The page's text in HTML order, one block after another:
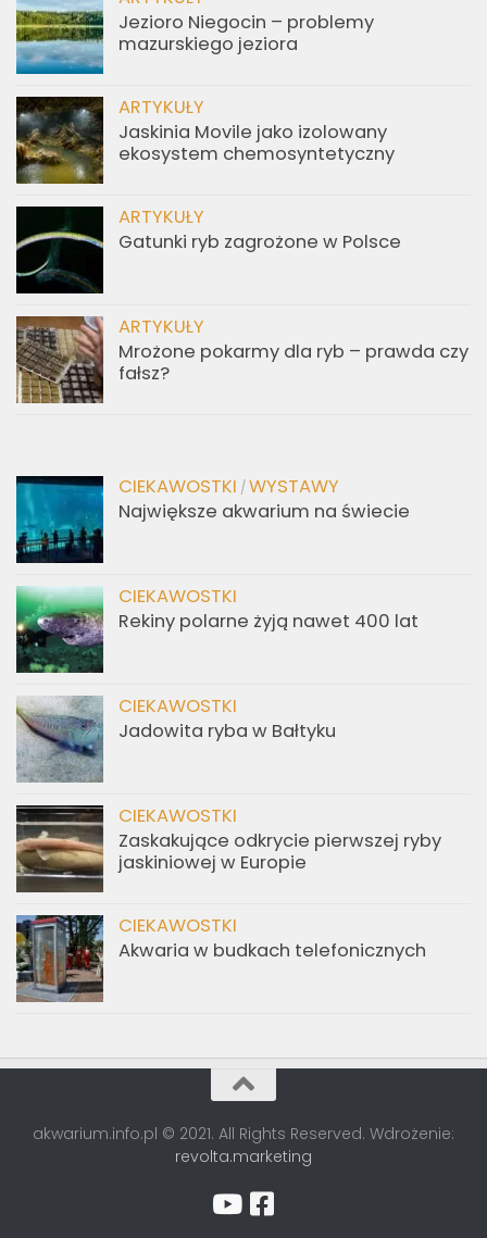
Jezioro Niegocin – problemy
mazurskiego jeziora
ARTYKUŁY
Jaskinia Movile jako izolowany
ekosystem chemosyntetyczny
ARTYKUŁY
Gatunki ryb zagrożone w Polsce
ARTYKUŁY
Mrożone pokarmy dla ryb – prawda czy
fałsz?
CIEKAWOSTKI / WYSTAWY
Największe akwarium na świecie
CIEKAWOSTKI
Rekiny polarne żyją nawet 400 lat
CIEKAWOSTKI
Jadowita ryba w Bałtyku
CIEKAWOSTKI
Zaskakujące odkrycie pierwszej ryby
jaskiniowej w Europie
CIEKAWOSTKI
Akwaria w budkach telefonicznych
akwarium.info.pl © 2021. All Rights Reserved. Wdrożenie:
revolta.marketing